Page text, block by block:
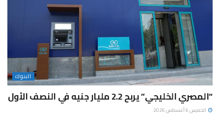
البنوك
“المصري الخليجي” يربح 2.2 مليار جنيه في النصف الأول
الخميس 6 أغسطس 2026